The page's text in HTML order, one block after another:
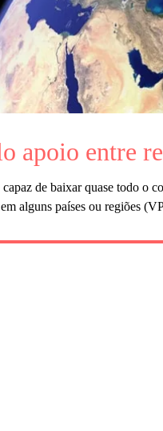
apoio entre
de baixar quase todo o
alguns países ou regiões